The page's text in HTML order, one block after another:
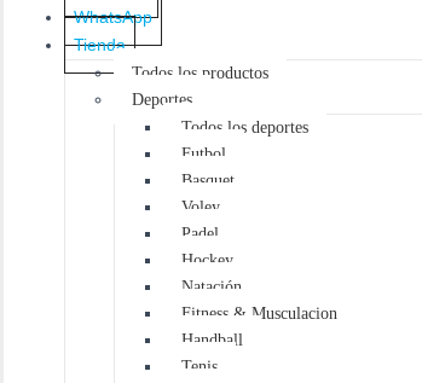
WhatsApp
Tienda
Todos los productos
Deportes
Todos los deportes
Futbol
Basquet
Voley
Padel
Hockey
Natación
Fitness & Musculacion
Handball
Tenis